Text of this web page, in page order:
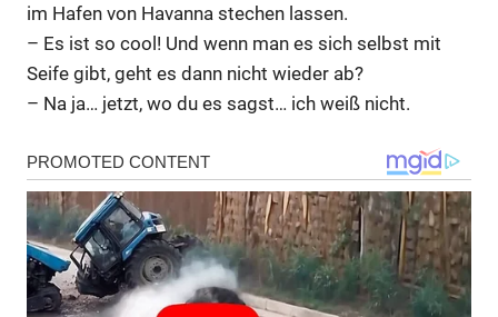
im Hafen von Havanna stechen lassen.
– Es ist so cool! Und wenn man es sich selbst mit
Seife gibt, geht es dann nicht wieder ab?
– Na ja… jetzt, wo du es sagst… ich weiß nicht.